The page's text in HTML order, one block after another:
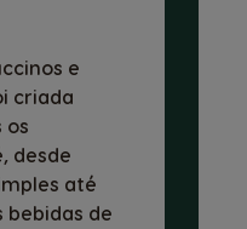
e
criada
os
desde
até
bebidas de